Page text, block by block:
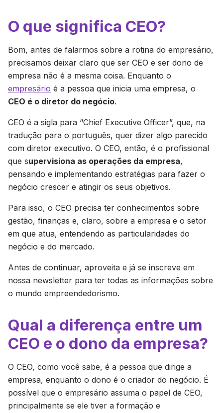
O que significa CEO?
Bom, antes de falarmos sobre a rotina do empresário,
precisamos deixar claro que ser CEO e ser dono de
empresa não é a mesma coisa. Enquanto o
empresário é a pessoa que inicia uma empresa, o
CEO é o diretor do negócio.
CEO é a sigla para “Chief Executive Officer”, que, na
tradução para o português, quer dizer algo parecido
com diretor executivo. O CEO, então, é o profissional
que supervisiona as operações da empresa,
pensando e implementando estratégias para fazer o
negócio crescer e atingir os seus objetivos.
Para isso, o CEO precisa ter conhecimentos sobre
gestão, finanças e, claro, sobre a empresa e o setor
em que atua, entendendo as particularidades do
negócio e do mercado.
Antes de continuar, aproveita e já se inscreve em
nossa newsletter para ter todas as informações sobre
o mundo empreendedorismo.
Qual a diferença entre um
CEO e o dono da empresa?
O CEO, como você sabe, é a pessoa que dirige a
empresa, enquanto o dono é o criador do negócio. É
possível que o empresário assuma o papel de CEO,
principalmente se ele tiver a formação e